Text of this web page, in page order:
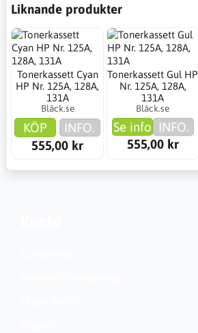
Liknande produkter
Tonerkassett Cyan
HP Nr. 125A, 128A,
131A
Bläck.se
KÖP
INFO.
555,00 kr
Tonerkassett Gul HP
Nr. 125A, 128A,
131A
Bläck.se
Se info INFO.
555,00 kr